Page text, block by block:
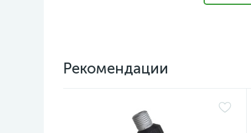
Рекомендации